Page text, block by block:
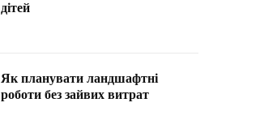
дітей
Як планувати ландшафтні
роботи без зайвих витрат